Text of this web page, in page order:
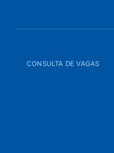
CONSULTA DE VAGAS